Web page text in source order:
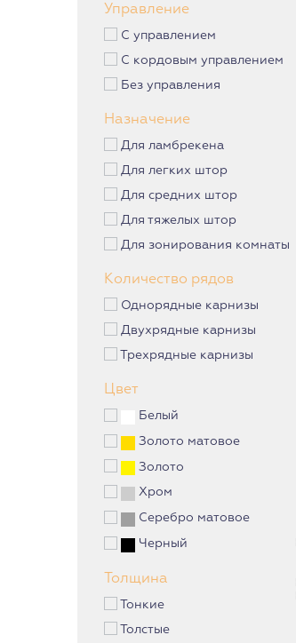
Управление
С управлением
С кордовым управлением
Без управления
Назначение
Для ламбрекена
Для легких штор
Для средних штор
Для тяжелых штор
Для зонирования комнаты
Количество рядов
Однорядные карнизы
Двухрядные карнизы
Трехрядные карнизы
Цвет
Белый
Золото матовое
Золото
Хром
Серебро матовое
Черный
Толщина
Тонкие
Толстые